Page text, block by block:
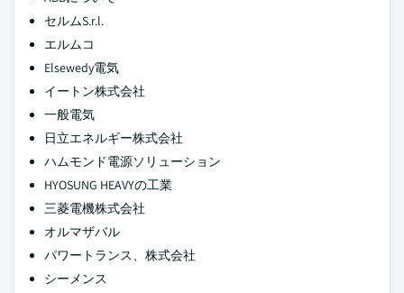
セルムS.r.l.
エルムコ
Elsewedy電気
イートン株式会社
一般電気
日立エネルギー株式会社
ハムモンド電源ソリューション
HYOSUNG HEAVYの工業
三菱電機株式会社
オルマザバル
パワートランス、株式会社
シーメンス